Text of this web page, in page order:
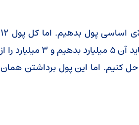
پزشکیان گفت: ما ۱۵ میلیارد دلار قرار بود برای نهاده‌ها و کالای اساسی پول بدهیم. اما کل پول ۱۲
میلیارد است و ۵ میلیارد دلار نیز پیش خرید کردیم. الان هم باید آن ۵ میلیارد بدهیم و ۳ میلیارد را از
کنیم. اما این پول برداشتن همان